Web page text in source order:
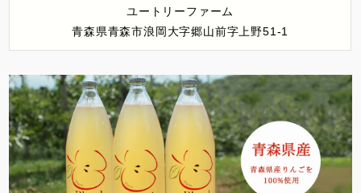
ユートリーファーム
青森県青森市浪岡大字郷山前字上野51-1